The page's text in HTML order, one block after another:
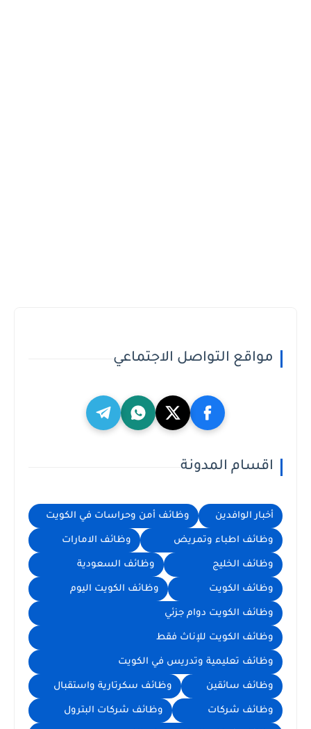
مواقع التواصل الاجتماعي
اقسام المدونة
أخبار الوافدين وظائف أمن وحراسات في الكويت
وظائف اطباء وتمريض وظائف الامارات
وظائف الخليج وظائف السعودية
وظائف الكويت وظائف الكويت اليوم
وظائف الكويت دوام جزئي
وظائف الكويت للإناث فقط
وظائف تعليمية وتدريس في الكويت
وظائف سائقين وظائف سكرتارية واستقبال
وظائف شركات وظائف شركات البترول